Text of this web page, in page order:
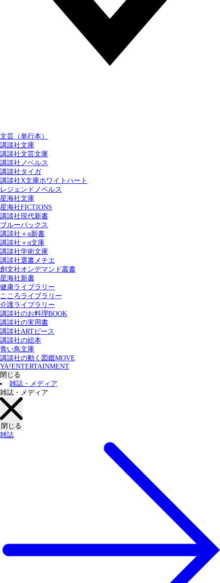
文芸（単行本）
講談社文庫
講談社文芸文庫
講談社ノベルス
講談社タイガ
講談社X文庫ホワイトハート
レジェンドノベルス
星海社文庫
星海社FICTIONS
講談社現代新書
ブルーバックス
講談社＋α新書
講談社＋α文庫
講談社学術文庫
講談社選書メチエ
創文社オンデマンド叢書
星海社新書
健康ライブラリー
こころライブラリー
介護ライブラリー
講談社のお料理BOOK
講談社の実用書
講談社ARTピース
講談社の絵本
青い鳥文庫
講談社の動く図鑑MOVE
YA!ENTERTAINMENT
閉じる
雑誌・メディア
雑誌・メディア
閉じる
雑誌